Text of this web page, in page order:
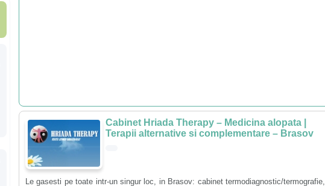
Cabinet Hriada Therapy – Medicina alopata |
Terapii alternative si complementare – Brasov
Le gasesti pe toate intr-un singur loc, in Brasov: cabinet termodiagnostic/termografie,